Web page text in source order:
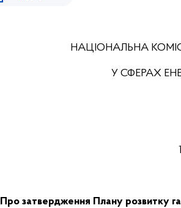
НАЦІОНАЛЬНА
У СФЕРАХ
Про затвердження Плану розвитку